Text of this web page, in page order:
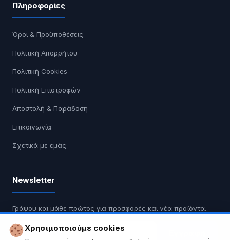
Πληροφορίες
Όροι & Προϋποθέσεις
Πολιτική Απορρήτου
Πολιτική Cookies
Πολιτική Επιστροφών
Αποστολή & Παράδοση
Επικοινωνία
Σχετικά με εμάς
Newsletter
Γράψου και μάθε πρώτος για προσφορές και νέα προϊόντα.
Χρησιμοποιούμε cookies